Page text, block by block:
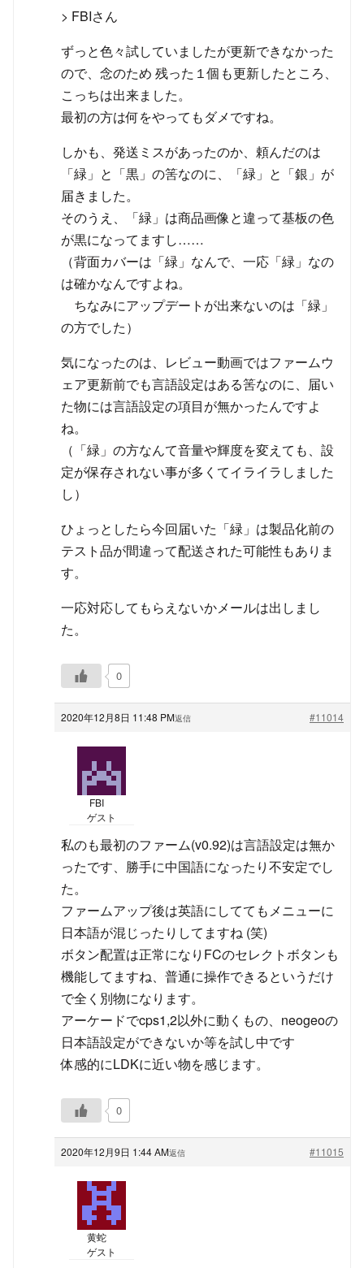
> FBIさん
ずっと色々試していましたが更新できなかった
ので、念のため 残った１個も更新したところ、
こっちは出来ました。
最初の方は何をやってもダメですね。
しかも、発送ミスがあったのか、頼んだのは
「緑」と「黒」の筈なのに、「緑」と「銀」が
届きました。
そのうえ、「緑」は商品画像と違って基板の色
が黒になってますし……
（背面カバーは「緑」なんで、一応「緑」なの
は確かなんですよね。
ちなみにアップデートが出来ないのは「緑」
の方でした）
気になったのは、レビュー動画ではファームウ
ェア更新前でも言語設定はある筈なのに、届い
た物には言語設定の項目が無かったんですよ
ね。
（「緑」の方なんて音量や輝度を変えても、設
定が保存されない事が多くてイライラしました
し）
ひょっとしたら今回届いた「緑」は製品化前の
テスト品が間違って配送された可能性もありま
す。
一応対応してもらえないかメールは出しまし
た。
0
2020年12月8日 11:48 PM #11014
返信
FBI
ゲスト
私のも最初のファーム(v0.92)は言語設定は無か
ったです、勝手に中国語になったり不安定でし
た。
ファームアップ後は英語にしててもメニューに
日本語が混じったりしてますね (笑)
ボタン配置は正常になりFCのセレクトボタンも
機能してますね、普通に操作できるというだけ
で全く別物になります。
アーケードでcps1,2以外に動くもの、neogeoの
日本語設定ができないか等を試し中です
体感的にLDKに近い物を感じます。
0
2020年12月9日 1:44 AM #11015
返信
黄蛇
ゲスト